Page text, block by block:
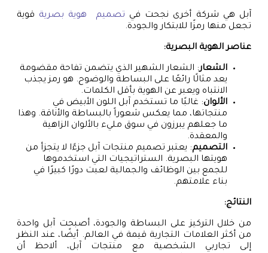
آبل هي شركة أخرى نجحت في تصميم هوية بصرية قوية
تجعل منها رمزًا للابتكار والجودة.
عناصر الهوية البصرية:
الشعار: الشعار الشهير الذي يتضمن تفاحة مقضومة
يعد مثالًا رائعًا على البساطة والوضوح. هو رمز يجذب
الانتباه ويعبر عن الهوية بأقل الكلمات.
الألوان: غالبًا ما تستخدم آبل اللون الأبيض في
منتجاتها، مما يعكس شعوراً بالبساطة والأناقة. وهذا
ما جعلهم يبرزون في سوق مليء بالألوان الزاهية
والمعقدة.
التصميم: يعتبر تصميم منتجات آبل جزءًا لا يتجزأ من
هويتها البصرية. الستراتيجيات التي استخدموها
للجمع بين الوظائف والجمالية لعبت دورًا كبيرًا في
بناء علامتهم.
النتائج:
من خلال التركيز على البساطة والجودة، أصبحت آبل واحدة
من أكثر العلامات التجارية قيمة في العالم. أيضًا، عند النظر
إلى تجاربي الشخصية مع منتجات آبل، ألاحظ أن